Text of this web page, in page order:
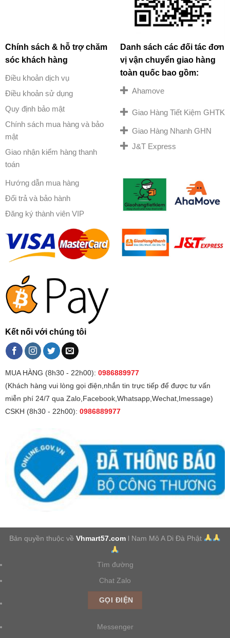
Chính sách & hỗ trợ chăm
sóc khách hàng
Điều khoản dịch vụ
Điều khoản sử dụng
Quy định bảo mật
Chính sách mua hàng và bảo
mật
Giao nhận kiểm hàng thanh
toán
Hướng dẫn mua hàng
Đổi trả và bảo hành
Đăng ký thành viên VIP
Danh sách các đối tác đơn
vị vận chuyển giao hàng
toàn quốc bao gồm:
Ahamove
Giao Hàng Tiết Kiệm GHTK
Giao Hàng Nhanh GHN
J&T Express
Kết nối với chúng tôi
MUA HÀNG (8h30 - 22h00): 0986889977
(Khách hàng vui lòng gọi điện,nhắn tin trực tiếp để được tư vấn
miễn phí 24/7 qua Zalo,Facebook,Whatsapp,Wechat,Imessage)
CSKH (8h30 - 22h00): 0986889977
Bản quyền thuộc vềVhmart57.com l Nam Mô A Di Đà Phật
Tìm đường
Chat Zalo
GỌI ĐIỆN
Messenger